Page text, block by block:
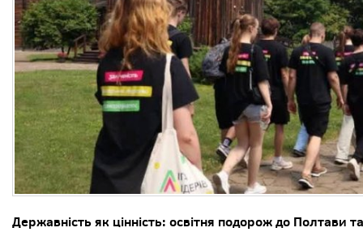
Державність як цінність: освітня подорож до Полтави